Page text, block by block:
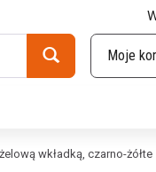
wkładką, czarno-żółte